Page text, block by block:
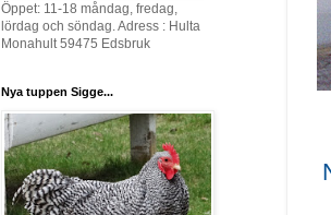
Öppet: 11-18 måndag, fredag,
lördag och söndag. Adress : Hulta
Monahult 59475 Edsbruk
Nya tuppen Sigge...